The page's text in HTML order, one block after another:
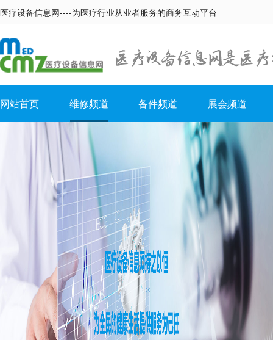
医疗设备信息网----为医疗行业从业者服务的商务互动平台
网站首页 维修频道 备件频道 展会频道